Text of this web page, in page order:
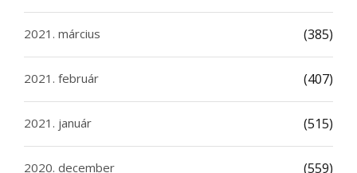
2021. március (385)
2021. február (407)
2021. január (515)
2020. december (559)